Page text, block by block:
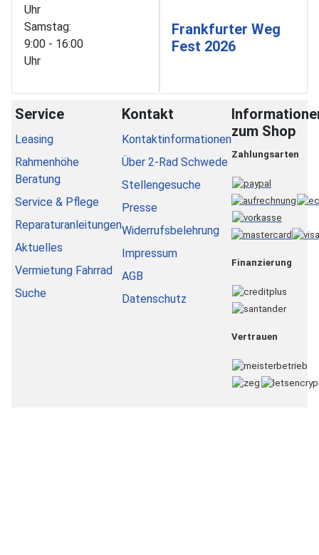
Uhr
Samstag:
9:00 - 16:00
Uhr
Frankfurter Weg
Fest 2026
Service
Leasing
Rahmenhöhe
Beratung
Service & Pflege
Reparaturanleitungen
Aktuelles
Vermietung Fahrrad
Suche
Kontakt
Kontaktinformationen
Über 2-Rad Schwede
Stellengesuche
Presse
Widerrufsbelehrung
Impressum
AGB
Datenschutz
zum Shop
Zahlungsarten
Finanzierung
Vertrauen